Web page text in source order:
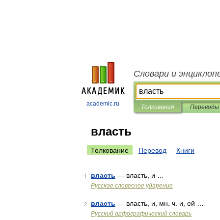
academic.ru
Словари и
Толкования Переводы
власть
Толкование Перевод Книги
1 власть — власть, и …
Русское словесное ударение
2 власть — власть, и, мн. ч. и, ей …
Русский орфографический словарь